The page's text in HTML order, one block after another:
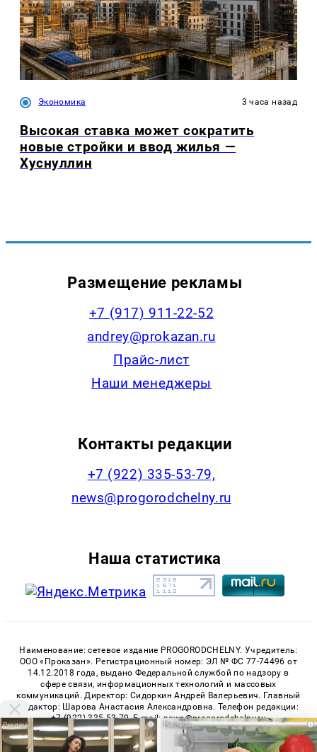
Экономика 3 часа назад
Высокая ставка может сократить
новые стройки и ввод жилья —
Хуснуллин
Размещение рекламы
+7 (917) 911-22-52
andrey@prokazan.ru
Прайс-лист
Наши менеджеры
Контакты редакции
+7 (922) 335-53-79,
news@progorodchelny.ru
Наша статистика
Наименование: сетевое издание PROGORODCHELNY. Учредитель:
ООО «Проказан». Регистрационный номер: ЭЛ № ФС 77-74496 от
14.12.2018 года, выдано Федеральной службой по надзору в
сфере связи, информационных технологий и массовых
коммуникаций. Директор: Сидоркин Андрей Валерьевич. Главный
редактор: Шарова Анастасия Александровна. Телефон редакции:
+7 (922) 335-53-79, E-mail: news@progorodchelny.ru
«На информационном ресурсе применяются рекомендательные
i i